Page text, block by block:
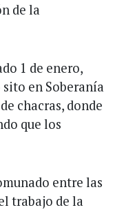
de la
1 de enero,
en Soberanía
chacras, donde
que los
entre las
trabajo de la